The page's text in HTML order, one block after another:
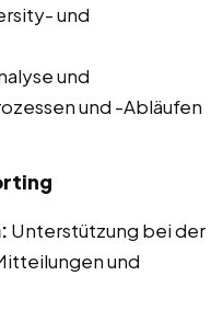
und
und
und -Abläufen
Unterstützung bei der
und